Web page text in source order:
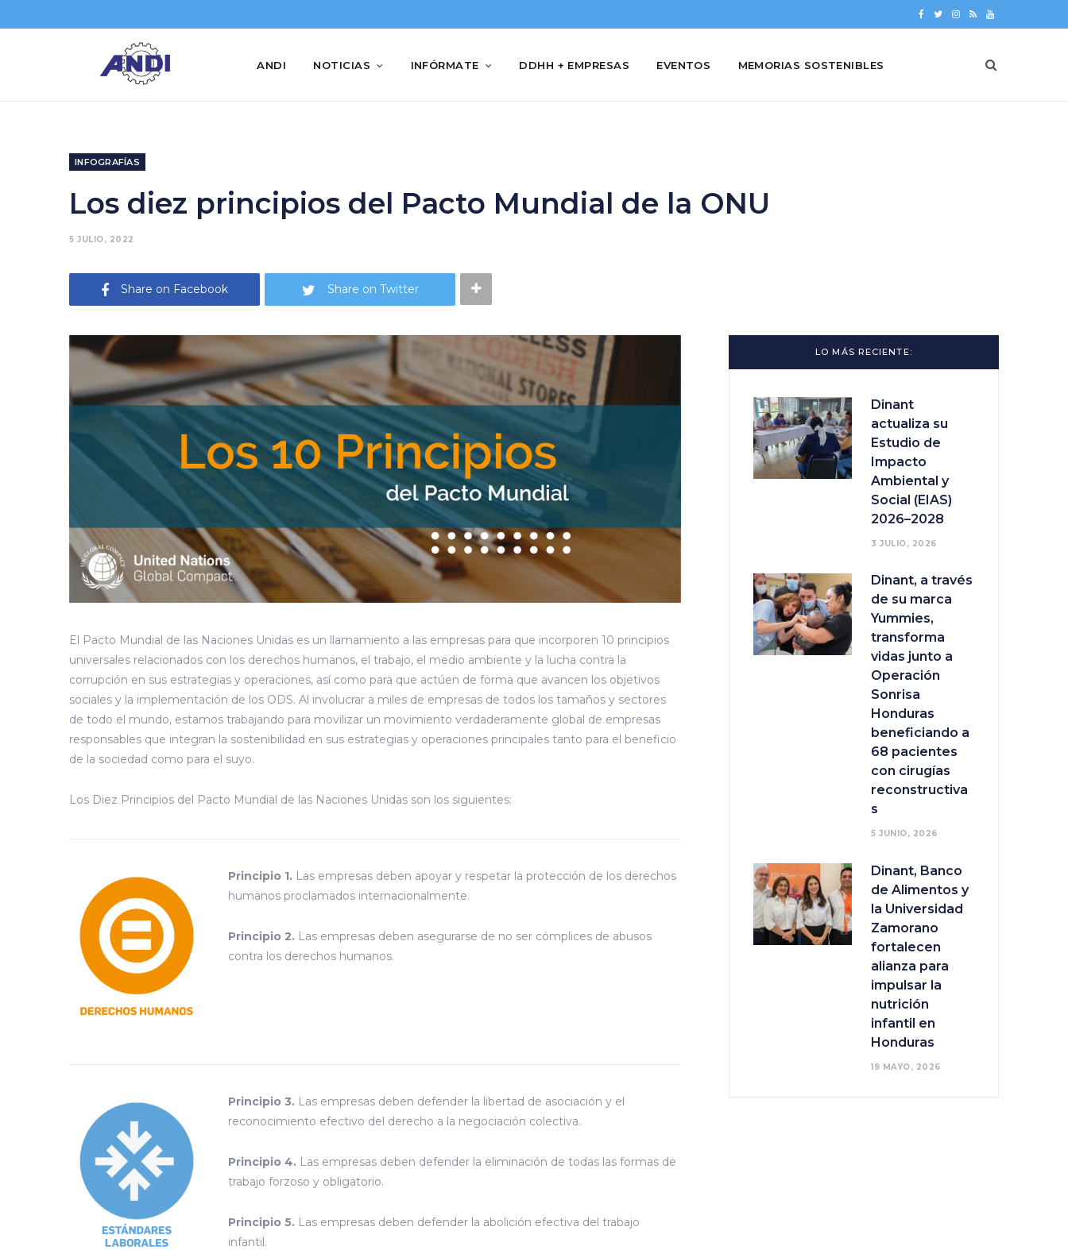
T I R Y
u
ANDI NOTICIAS INFÓRMATE DDHH + EMPRESAS EVENTOS MEMORIAS SOSTENIBLES
INFOGRAFÍAS
Los diez principios del Pacto Mundial de la ONU
5 JULIO, 2022
Share on Facebook Share on Twitter
El Pacto Mundial de las Naciones Unidas es un llamamiento a las empresas para que incorporen 10 principios
universales relacionados con los derechos humanos, el trabajo, el medio ambiente y la lucha contra la
corrupción en sus estrategias y operaciones, así como para que actúen de forma que avancen los objetivos
sociales y la implementación de los ODS. Al involucrar a miles de empresas de todos los tamaños y sectores
de todo el mundo, estamos trabajando para movilizar un movimiento verdaderamente global de empresas
responsables que integran la sostenibilidad en sus estrategias y operaciones principales tanto para el beneficio
de la sociedad como para el suyo.
Los Diez Principios del Pacto Mundial de las Naciones Unidas son los siguientes:
Principio 1. Las empresas deben apoyar y respetar la protección de los derechos
humanos proclamados internacionalmente.
Principio 2. Las empresas deben asegurarse de no ser cómplices de abusos
contra los derechos humanos.
Principio 3. Las empresas deben defender la libertad de asociación y el
reconocimiento efectivo del derecho a la negociación colectiva.
Principio 4. Las empresas deben defender la eliminación de todas las formas de
trabajo forzoso y obligatorio.
Principio 5. Las empresas deben defender la abolición efectiva del trabajo
infantil.
LO MÁS RECIENTE:
Dinant
actualiza su
Estudio de
Impacto
Ambiental y
Social (EIAS)
2026–2028
3 JULIO, 2026
Dinant, a través
de su marca
Yummies,
transforma
vidas junto a
Operación
Sonrisa
Honduras
beneficiando a
68 pacientes
con cirugías
reconstructiva
s
5 JUNIO, 2026
Dinant, Banco
de Alimentos y
la Universidad
Zamorano
fortalecen
alianza para
impulsar la
nutrición
infantil en
Honduras
19 MAYO, 2026